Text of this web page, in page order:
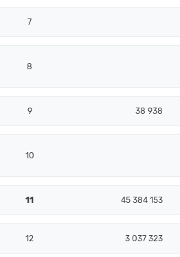
7
8
9 38 938
10
11 45 384 153
12 3 037 323